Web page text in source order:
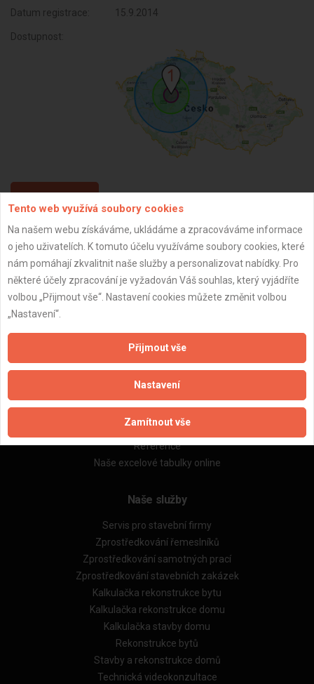
Datum registrace: 15.9.2014
Dostupnost:
Aktualizováno z portálu ARES dne 02.12.2024 13:45:07
Důležité informace
Naše firmy a řemeslníci
Zpracování a ochrana osobních údajů
Obchodní podmínky (rozpočtování)
Reference
Naše excelové tabulky online
Naše služby
Servis pro stavební firmy
Zprostředkování řemeslníků
Zprostředkování samotných prací
Zprostředkování stavebních zakázek
Kalkulačka rekonstrukce bytu
Kalkulačka rekonstrukce domu
Kalkulačka stavby domu
Rekonstrukce bytů
Stavby a rekonstrukce domů
Technická videokonzultace
Tento web využívá soubory cookies
Na našem webu získáváme, ukládáme a zpracováváme informace
o jeho uživatelích. K tomuto účelu využíváme soubory cookies, které
nám pomáhají zkvalitnit naše služby a personalizovat nabídky. Pro
některé účely zpracování je vyžadován Váš souhlas, který vyjádříte
volbou „Přijmout vše“. Nastavení cookies můžete změnit volbou
„Nastavení“.
Přijmout vše
Nastavení
Zamítnout vše